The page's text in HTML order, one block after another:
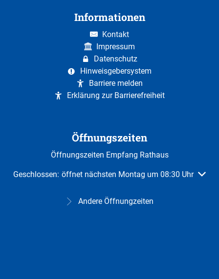
Informationen
Kontakt
Impressum
Datenschutz
Hinweisgebersystem
Barriere melden
Erklärung zur Barrierefreiheit
Öffnungszeiten
Öffnungszeiten Empfang Rathaus
Klicken, um weitere Öffnungs- oder Schließzeiten
Geschlossen: öffnet nächsten Montag um 08:30 Uhr
Andere Öffnungzeiten